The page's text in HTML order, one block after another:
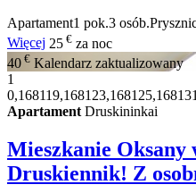
Apartament1 pok.3 osób.
Więcej 25 € za noc
40 € Kalendarz zaktualizowany
1
Apartament Druskininkai
Mieszkanie Oksany
Druskiennik! Z